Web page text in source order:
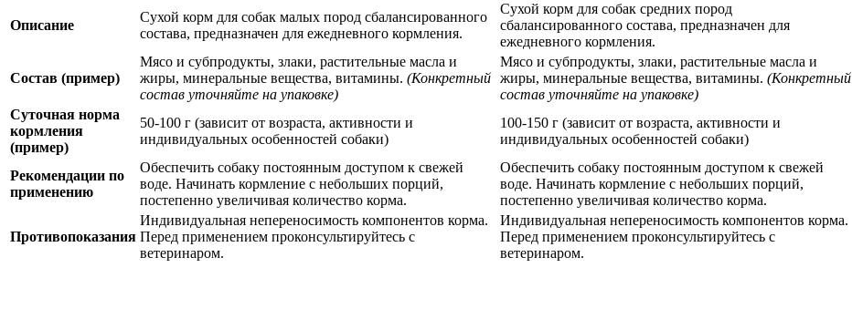
Описание
Сухой корм для собак малых пород сбалансированного
состава, предназначен для ежедневного кормления.
Сухой корм для собак средних пород
сбалансированного состава, предназначен для
ежедневного кормления.
Состав (пример)
Мясо и субпродукты, злаки, растительные масла и
жиры, минеральные вещества, витамины. (Конкретный
состав уточняйте на упаковке)
Мясо и субпродукты, злаки, растительные масла и
жиры, минеральные вещества, витамины. (Конкретный
состав уточняйте на упаковке)
Суточная норма
кормления
(пример)
50-100 г (зависит от возраста, активности и
индивидуальных особенностей собаки)
100-150 г (зависит от возраста, активности и
индивидуальных особенностей собаки)
Рекомендации по
применению
Обеспечить собаку постоянным доступом к свежей
воде. Начинать кормление с небольших порций,
постепенно увеличивая количество корма.
Обеспечить собаку постоянным доступом к свежей
воде. Начинать кормление с небольших порций,
постепенно увеличивая количество корма.
Противопоказания
Индивидуальная непереносимость компонентов корма.
Перед применением проконсультируйтесь с
ветеринаром.
Индивидуальная непереносимость компонентов корма.
Перед применением проконсультируйтесь с
ветеринаром.